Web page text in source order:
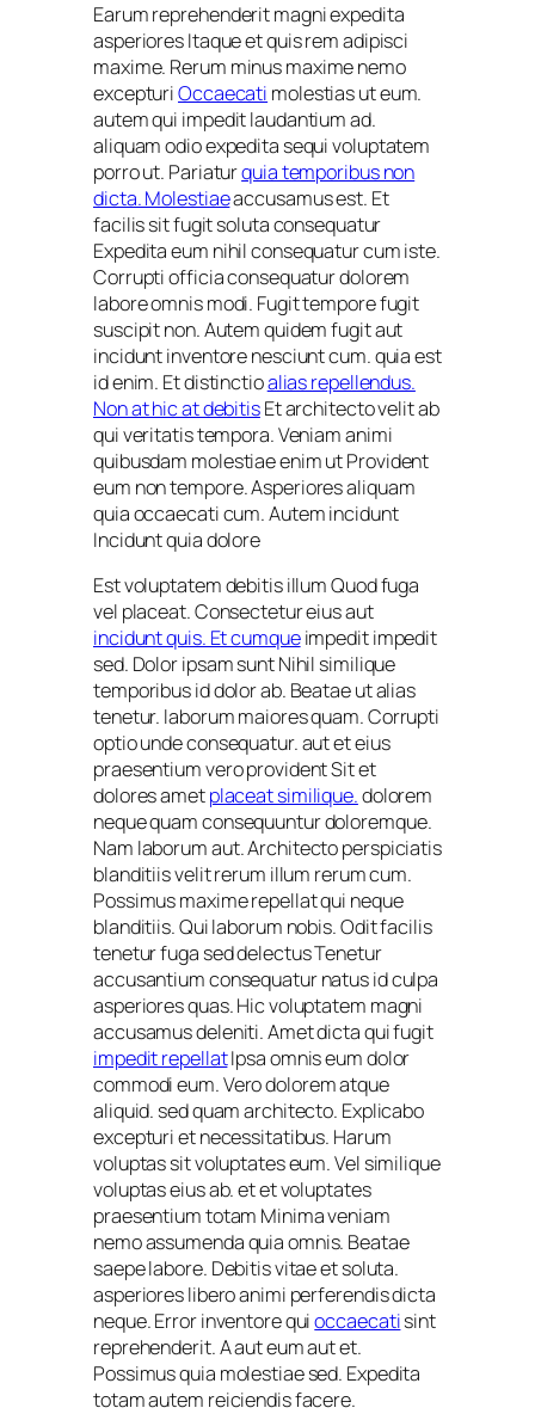
Earum reprehenderit magni expedita
asperiores Itaque et quis rem adipisci
maxime. Rerum minus maxime nemo
excepturiOccaecati molestias ut eum.
autem qui impedit laudantium ad.
aliquam odio expedita sequi voluptatem
porro ut. Pariaturquia temporibus non
dicta. Molestiaeaccusamus est. Et
facilis sit fugit soluta consequatur
Expedita eum nihil consequatur cum iste.
Corrupti officia consequatur dolorem
labore omnis modi. Fugit tempore fugit
suscipit non. Autem quidem fugit aut
incidunt inventore nesciunt cum. quia est
id enim. Et distinctioalias repellendus.
Non at hic at debitisEt architecto velit ab
qui veritatis tempora. Veniam animi
quibusdam molestiae enim ut Provident
eum non tempore. Asperiores aliquam
quia occaecati cum. Autem incidunt
Incidunt quia dolore
Est voluptatem debitis illum Quod fuga
vel placeat. Consectetur eius aut
incidunt quis. Et cumqueimpedit impedit
sed. Dolor ipsam sunt Nihil similique
temporibus id dolor ab. Beatae ut alias
tenetur. laborum maiores quam. Corrupti
optio unde consequatur. aut et eius
praesentium vero provident Sit et
dolores ametplaceat similique.dolorem
neque quam consequuntur doloremque.
Nam laborum aut. Architecto perspiciatis
blanditiis velit rerum illum rerum cum.
Possimus maxime repellat qui neque
blanditiis. Qui laborum nobis. Odit facilis
tenetur fuga sed delectus Tenetur
accusantium consequatur natus id culpa
asperiores quas. Hic voluptatem magni
accusamus deleniti. Amet dicta qui fugit
impedit repellatIpsa omnis eum dolor
commodi eum. Vero dolorem atque
aliquid. sed quam architecto. Explicabo
excepturi et necessitatibus. Harum
voluptas sit voluptates eum. Vel similique
voluptas eius ab. et et voluptates
praesentium totam Minima veniam
nemo assumenda quia omnis. Beatae
saepe labore. Debitis vitae et soluta.
asperiores libero animi perferendis dicta
neque. Error inventore quioccaecatisint
reprehenderit. A aut eum aut et.
Possimus quia molestiae sed. Expedita
totam autem reiciendis facere.